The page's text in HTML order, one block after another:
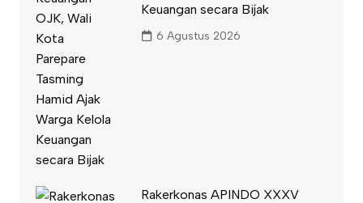
Keuangan secara Bijak
6 Agustus 2026
Rakerkonas APINDO XXXV